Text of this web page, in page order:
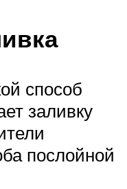
способ
заливку
послойной